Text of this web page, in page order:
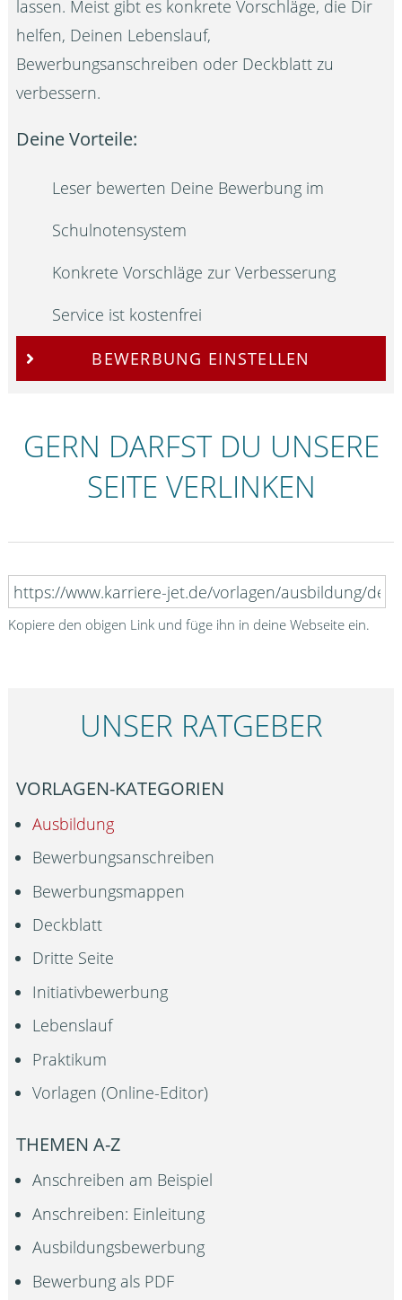
lassen. Meist gibt es konkrete Vorschläge, die Dir
helfen, Deinen Lebenslauf,
Bewerbungsanschreiben oder Deckblatt zu
verbessern.
Deine Vorteile:
Leser bewerten Deine Bewerbung im
Schulnotensystem
Konkrete Vorschläge zur Verbesserung
Service ist kostenfrei
BEWERBUNG EINSTELLEN
GERN DARFST DU UNSERE
SEITE VERLINKEN
Kopiere den obigen Link und füge ihn in deine Webseite ein.
UNSER RATGEBER
VORLAGEN-KATEGORIEN
Ausbildung
Bewerbungsanschreiben
Bewerbungsmappen
Deckblatt
Dritte Seite
Initiativbewerbung
Lebenslauf
Praktikum
Vorlagen (Online-Editor)
THEMEN A-Z
Anschreiben am Beispiel
Anschreiben: Einleitung
Ausbildungsbewerbung
Bewerbung als PDF